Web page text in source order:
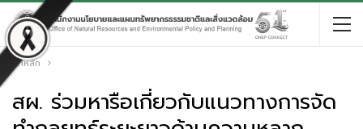
หน้าหลัก
สผ. ร่วมหารือเกี่ยวกับแนวทางการจัด